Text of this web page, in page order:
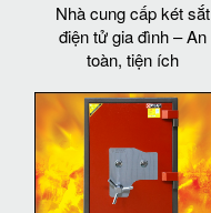
Nhà cung cấp két sắt
điện tử gia đình – An
toàn, tiện ích